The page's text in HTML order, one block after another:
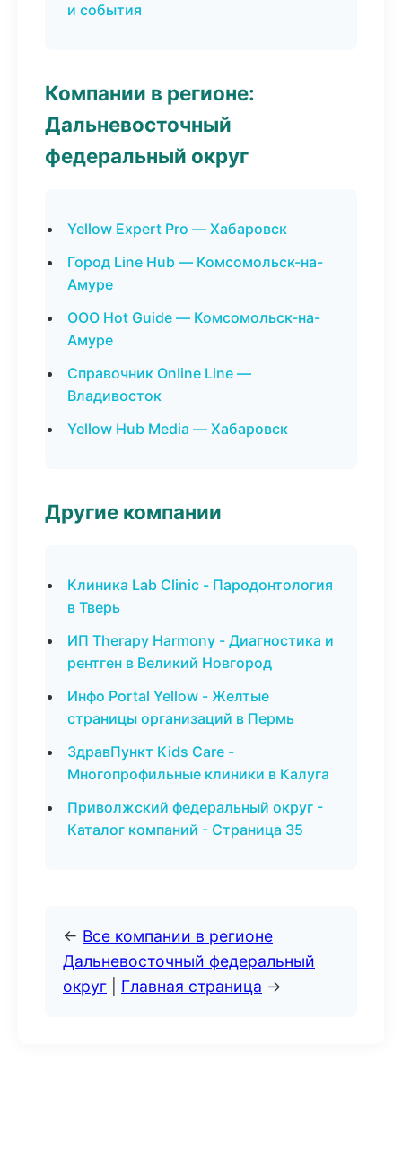
и события
Компании в регионе:
Дальневосточный
федеральный округ
Yellow Expert Pro — Хабаровск
Город Line Hub — Комсомольск-на-
Амуре
ООО Hot Guide — Комсомольск-на-
Амуре
Справочник Online Line —
Владивосток
Yellow Hub Media — Хабаровск
Другие компании
Клиника Lab Clinic - Пародонтология
в Тверь
ИП Therapy Harmony - Диагностика и
рентген в Великий Новгород
Инфо Portal Yellow - Желтые
страницы организаций в Пермь
ЗдравПункт Kids Care -
Многопрофильные клиники в Калуга
Приволжский федеральный округ -
Каталог компаний - Страница 35
← Все компании в регионе
Дальневосточный федеральный
округ
Главная страница →